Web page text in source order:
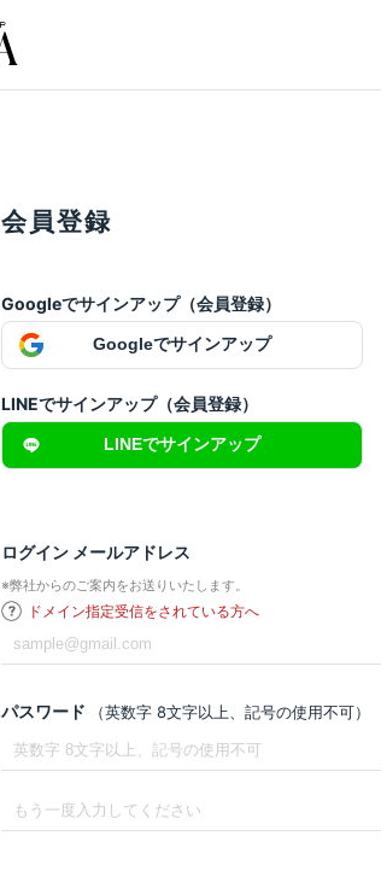
会員登録
Googleでサインアップ（会員登録）
Googleでサインアップ
LINEでサインアップ（会員登録）
LINEでサインアップ
ログイン メールアドレス
※弊社からのご案内をお送りいたします。
ドメイン指定受信をされている方へ
パスワード （英数字 8文字以上、記号の使用不可）